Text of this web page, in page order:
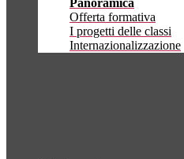
Panoramica
Offerta formativa
I progetti delle classi
Internazionalizzazione